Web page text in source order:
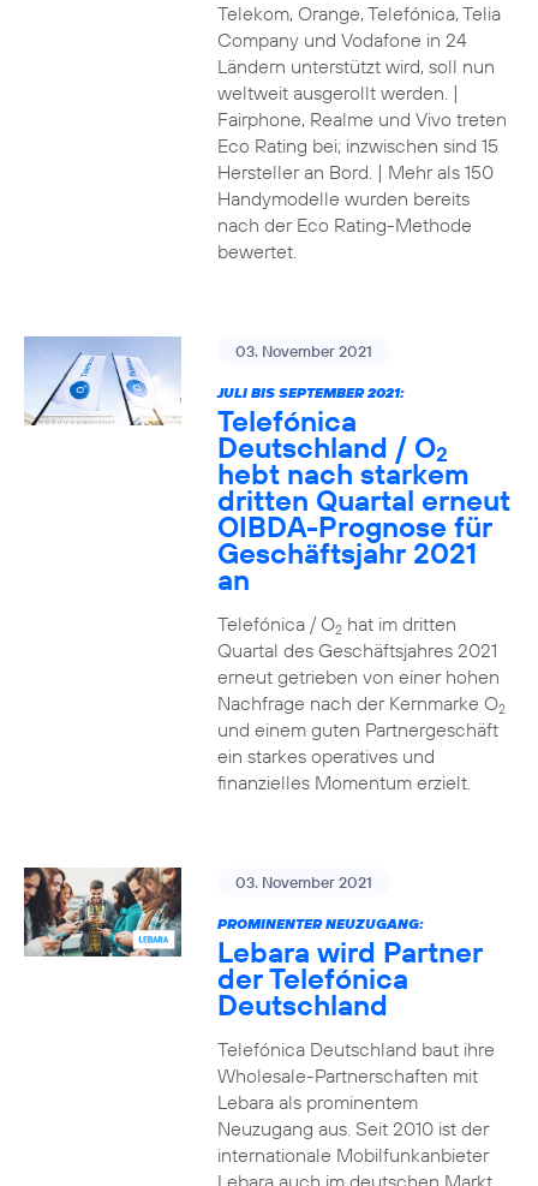
Telekom, Orange, Telefónica, Telia
Company und Vodafone in 24
Ländern unterstützt wird, soll nun
weltweit ausgerollt werden. |
Fairphone, Realme und Vivo treten
Eco Rating bei; inzwischen sind 15
Hersteller an Bord. | Mehr als 150
Handymodelle wurden bereits
nach der Eco Rating-Methode
bewertet.
03. November 2021
JULI BIS SEPTEMBER 2021:
Telefónica
Deutschland / O2
hebt nach starkem
dritten Quartal erneut
OIBDA-Prognose für
Geschäftsjahr 2021
an
Telefónica / O2hat im dritten
Quartal des Geschäftsjahres 2021
erneut getrieben von einer hohen
Nachfrage nach der Kernmarke O2
und einem guten Partnergeschäft
ein starkes operatives und
finanzielles Momentum erzielt.
03. November 2021
PROMINENTER NEUZUGANG:
Lebara wird Partner
der Telefónica
Deutschland
Telefónica Deutschland baut ihre
Wholesale-Partnerschaften mit
Lebara als prominentem
Neuzugang aus. Seit 2010 ist der
internationale Mobilfunkanbieter
Lebara auch im deutschen Markt